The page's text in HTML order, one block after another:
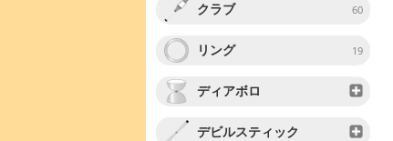
クラブ 60
リング 19
ディアボロ
デビルスティック